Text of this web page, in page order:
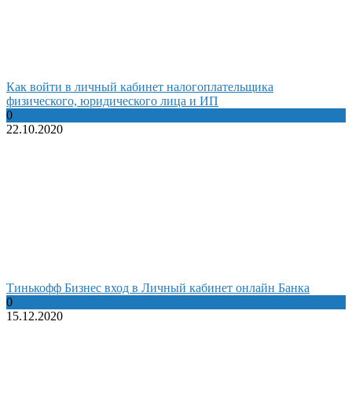
Как войти в личный кабинет налогоплательщика
физического, юридического лица и ИП
0
22.10.2020
Тинькофф Бизнес вход в Личный кабинет онлайн Банка
0
15.12.2020